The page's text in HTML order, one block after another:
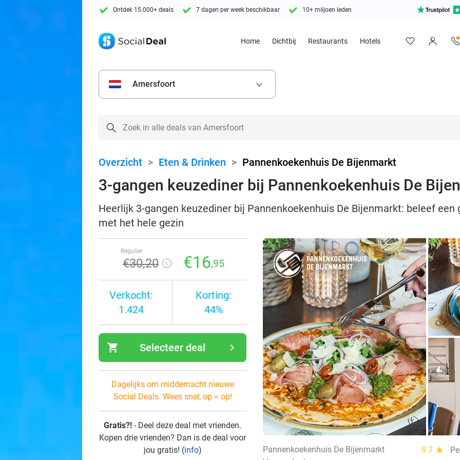
Ontdek 15.000+ deals 7 dagen per week beschikbaar 10+ miljoen leden
Home Dichtbij Restaurants Hotels
Amersfoort keyboard_arrow_down
Overzicht > Eten & Drinken > Pannenkoekenhuis De Bijenmarkt
3-gangen keuzediner bij Pannenkoekenhuis De
Heerlijk 3-gangen keuzediner bij Pannenkoekenhuis De Bijenmarkt: beleef
met het hele gezin
Regulier
€30,20 €16,95
Verkocht:
1.424
Korting:
44%
shopping_cart navigate_next
Selecteer deal
Dagelijks om middernacht nieuwe
Social Deals. Wees snel, op = op!
Gratis?! - Deel deze deal met vrienden.
Kopen drie vrienden? Dan is de deal voor
jou gratis! (info) Pannenkoekenhuis De Bijenmarkt 9.7 star